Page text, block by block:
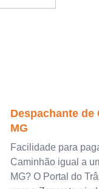
Despachante de
MG
Facilidade para
Caminhão igual a
MG? O Portal do